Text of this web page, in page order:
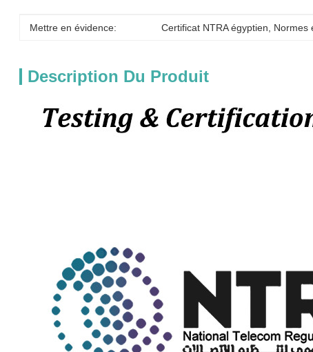
Mettre en évidence: Certificat NTRA égyptien Normes
Description Du Produit